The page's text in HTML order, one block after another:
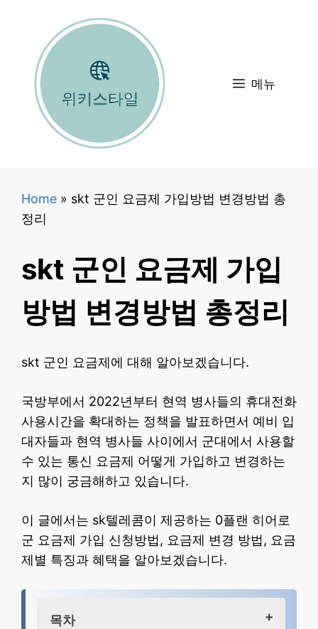
메뉴
Home » skt 군인 요금제 가입방법 변경방법 총
정리
skt 군인 요금제 가입
방법 변경방법 총정리
skt 군인 요금제에 대해 알아보겠습니다.
국방부에서 2022년부터 현역 병사들의 휴대전화
사용시간을 확대하는 정책을 발표하면서 예비 입
대자들과 현역 병사들 사이에서 군대에서 사용할
수 있는 통신 요금제 어떻게 가입하고 변경하는
지 많이 궁금해하고 있습니다.
이 글에서는 sk텔레콤이 제공하는 0플랜 히어로
군 요금제 가입 신청방법, 요금제 변경 방법, 요금
제별 특징과 혜택을 알아보겠습니다.
목차